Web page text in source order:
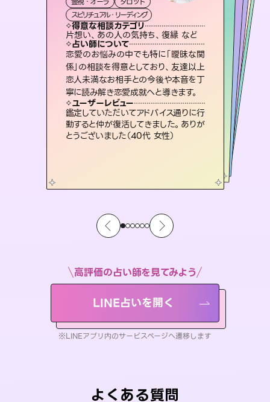
スピリチュアル・リーディング
得意な相談カテゴリ
片想い、あの人の気持ち、復縁 など
占い師について
恋愛のお悩みの中でも特に「曖昧な関
係」の相談を得意としており、友達以上
恋人未満なお相手との今後や本音を丁
寧に読み解き恋愛成就へと導きます。
ユーザーレビュー
鑑定していただいてアドバイス通りに行
動すると仲が復活してきました。ありが
とうございました（40代 女性）
霊視・オーラ 透視
スピリチュアル・リーディング
得意な相談カテゴリ
片想い、あの人の気持ち、復縁 など
占い師について
3,700年以上の歴史を持つ東洋最古の
占術「易占」で詳細まで占い、幸せへ向
かう道筋を示します。厳しい結果にも具
体的な対策をお伝えします。
ユーザーレビュー
複雑な背景もしっかり聞いて鑑定して
いただけました。気持ちが楽になりまし
た（50代 女性）
西洋占星術 タロット
ルーン
得意な相談カテゴリ
恋愛総合、片想い、二人の未来 など
占い師について
復縁、恋愛、不倫の行方、同性愛や片
思い、仕事関係や借金問題まで知りた
いことや心の負担になっていることを
紐解き、背中をそっと押して導きます。
ユーザーレビュー
安心感のあり、言い切ってくれる所や濁
さない鑑定のおかげで、毎回自分の気
持ちを整えられます（30代 男性）
霊視・オーラ
スピリチュアル・リーディング
得意な相談カテゴリ
出逢い、片想い、復縁 など
占い師について
未来には何パターンもの選択肢があります。不安で視えにくくなっているあなたの素敵な未来を見つけ、その未来を選択できるようアドバイスします。
ユーザーレビュー
職場の人の性質や人間関係、本心など
本当によく視えていてびっくり。対策が
打てて前向きになれます（40代）
おう 霊感オラクル
霊視・オーラ
オラクルカード
得意な相談カテゴリ
恋愛総合、あの人の気持ち など
占い師について
霊視×オラクルカードを使って「今」と
「未来」そして「気になるあの人の気持
ち」まで丁寧に読み解き、恋や人生のヒ
ントを優しく引き出します。
ユーザーレビュー
不安な気持ちが嘘みたいに晴れまし
た…！よく視えていらっしゃるんだなと
感じました（40代 女性）
セラピスト理恵
霊視・オーラ タロット
スピリチュアル・リーディング
得意な相談カテゴリ
片想い、二人の未来、年の差 など
占い師について
連絡再開、復縁、成就などの報告実績
多数。セラピストとして2万超の施術経
験があるからこそできる鑑定で、より良
い未来をサポートします。
ユーザーレビュー
とても心温まる鑑定でした。しかもこち
らは何も言っていないのに視えていらっ
しゃるんだなと驚きです（30代女性）
高評価の占い師を見てみよう
LINE占いを開く
※LINEアプリ内のサービスページへ遷移します
よくある質問